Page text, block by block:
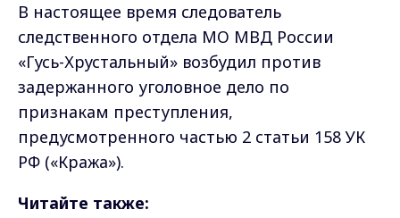
В настоящее время следователь
следственного отдела МО МВД России
«Гусь-Хрустальный» возбудил против
задержанного уголовное дело по
признакам преступления,
предусмотренного частью 2 статьи 158 УК
РФ («Кража»).
Читайте также: